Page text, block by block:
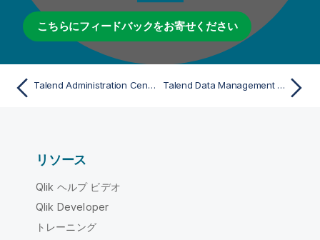
こちらにフィードバックをお寄せください
Talend Administration Centerでジョブを実行 Talend Data Management Platformの概要
リソース
Qlik ヘルプ ビデオ
Qlik Developer
トレーニング